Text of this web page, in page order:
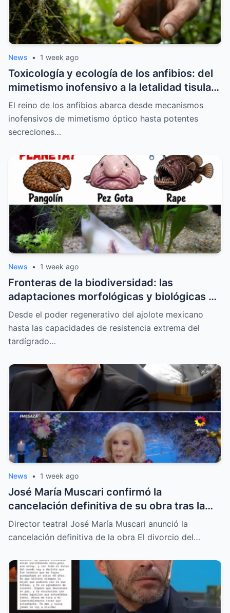
News • 1 week ago
Toxicología y ecología de los anfibios: del
mimetismo inofensivo a la letalidad tisular
de las toxinas neotropicales
El reino de los anfibios abarca desde mecanismos
inofensivos de mimetismo óptico hasta potentes
secreciones…
News • 1 week ago
Fronteras de la biodiversidad: las
adaptaciones morfológicas y biológicas de
las especies más extremas de la Tierra
Desde el poder regenerativo del ajolote mexicano
hasta las capacidades de resistencia extrema del
tardígrado…
News • 1 week ago
José María Muscari confirmó la
cancelación definitiva de su obra tras la
trágica muerte de Ernestina Pais
Director teatral José María Muscari anunció la
cancelación definitiva de la obra El divorcio del…